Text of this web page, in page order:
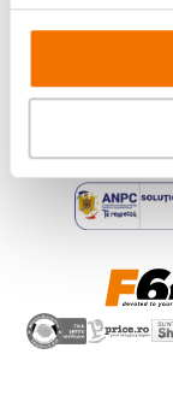
+40 21 270
Program de
Bd-ul Unirii